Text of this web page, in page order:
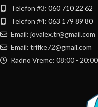
Telefon #3: 060 710 22 62
Telefon #4: 063 179 89 80
Email: jovalex.tr@gmail.com
Email: trifke72@gmail.com
Radno Vreme: 08:00 - 20:00